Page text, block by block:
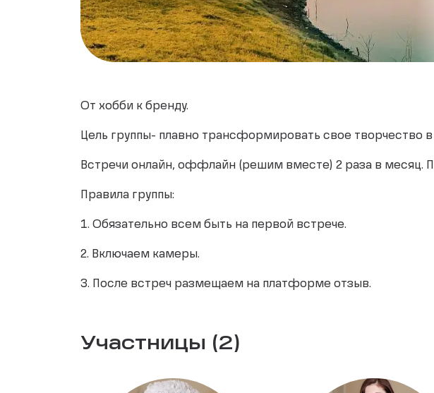
От хобби к бренду.
Цель группы- плавно трансформировать свое творчество
Встречи онлайн, оффлайн (решим вместе) 2 раза в месяц.
Правила группы:
1. Обязательно всем быть на первой встрече.
2. Включаем камеры.
3. После встреч размещаем на платформе отзыв.
Участницы (2)